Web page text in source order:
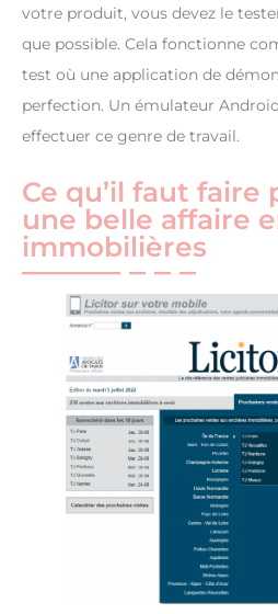
votre produit, vous devez le
que possible. Cela fonctionne
test où une application de
perfection. Un émulateur
effectuer ce genre de travail.
Ce qu’il faut faire
une belle affaire
immobilières